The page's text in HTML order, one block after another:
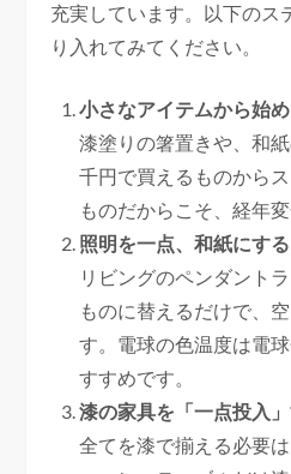
充実しています。以下のス
り入れてみてください。
小さなアイテムから始
漆塗りの箸置きや、和
千円で買えるものから
ものだからこそ、経年
照明を一点、和紙にする
リビングのペンダント
ものに替えるだけで、
す。電球の色温度は電
すすめです。
漆の家具を「一点投入
全てを漆で揃える必要